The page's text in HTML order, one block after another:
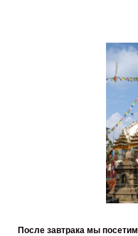
После завтрака мы посетим